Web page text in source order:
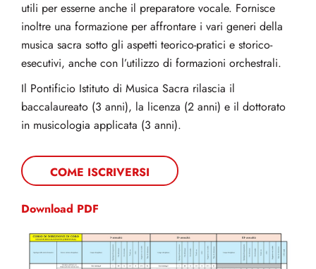
utili per esserne anche il preparatore vocale. Fornisce
inoltre una formazione per affrontare i vari generi della
musica sacra sotto gli aspetti teorico-pratici e storico-
esecutivi, anche con l’utilizzo di formazioni orchestrali.
Il Pontificio Istituto di Musica Sacra rilascia il
baccalaureato (3 anni), la licenza (2 anni) e il dottorato
in musicologia applicata (3 anni).
COME ISCRIVERSI
Download PDF